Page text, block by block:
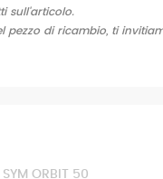
sull'articolo.
pezzo di ricambio, ti
SYM ORBIT 50